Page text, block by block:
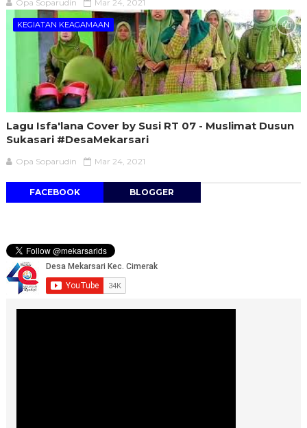
Opa Soparudin Mar 24, 2021
KEGIATAN KEAGAMAAN
Lagu Isfa'lana Cover by Susi RT 07 - Muslimat Dusun
Sukasari #DesaMekarsari
Opa Soparudin Mar 24, 2021
FACEBOOK BLOGGER